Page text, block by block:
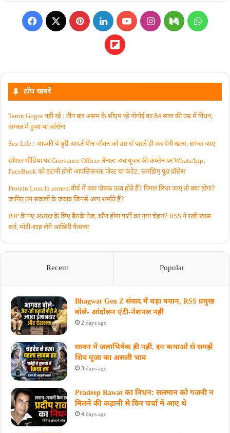
टॉप खबरें
Tarun Gogoi नहीं रहे : तीन बार असम के सीएम रहे गोगोई का 84 साल की उम्र में निधन,
अगस्त में हुआ था कोरोना
Sex Life : आपकी ये बुरी आदतें याैन जीवन को उम्र से पहले ही कर देंगी खत्म, संभल जाएं
सोशल मीडिया पर Grievance Officer तैनात: अब यूजर की कंप्लेन पर WhatsApp‚
FaceBook को हटानी होगी आपत्तिजनक पोस्ट या कंटेंट‚ समझिए पूरा प्रॉसेस
Protein Loss In semen:वीर्य में क्या पोषक तत्व होते हैं? निगल लिया जाए तो क्या होगा?
जानिए उन सवालों के जवाब जिनसे आप शर्माते हैं?
BJP के नए अध्यक्ष के लिए बैठकें तेज, कौन होगा पार्टी का नया चेहरा? RSS ने रखी खास
शर्त, मोदी-शाह लेंगे आखिरी फैसला
Recent Popular
Bhagwat Gen Z संवाद में बड़ा बयान, RSS प्रमुख
बोले- आंदोलन एंटी-नेशनल नहीं
2 days ago
सावन में जलाभिषेक ही नहीं, इन कथाओं से समझें
शिव पूजा का असली भाव
3 days ago
Pradeep Rawat का निधन: सलमान को गजनी न
मिलने की कहानी से फिर चर्चा में आए थे
4 days ago